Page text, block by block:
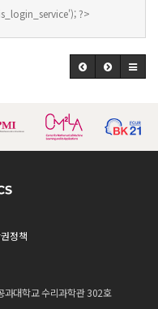
?>
정책
대학교 수리과학관 302호